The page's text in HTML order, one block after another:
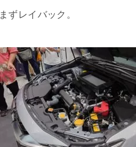
まずレイバック。